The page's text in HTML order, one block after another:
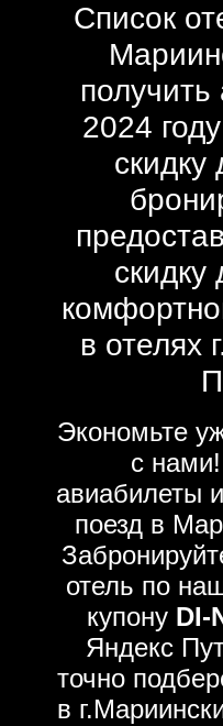
Список
2024
скидку
скидку
в отелях
Экономьте
с
авиабилеты
поезд в
отель по
купону DI-
Яндекс
точно
в